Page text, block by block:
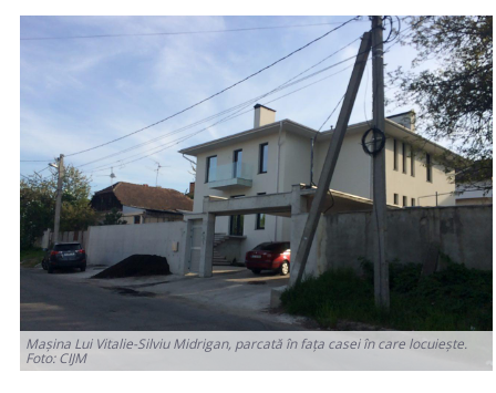
Mașina Lui Vitalie-Silviu Midrigan, parcată în fața casei în care locuiește.
Foto: CIJM